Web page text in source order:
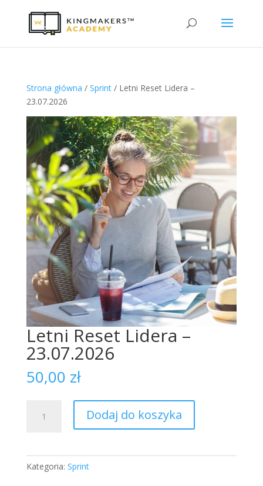
Strona główna / Sprint/ Letni Reset Lidera –
23.07.2026
Letni Reset Lidera –
23.07.2026
50,00 zł
Letni
23.07.2026
Dodaj do koszyka
Kategoria: Sprint